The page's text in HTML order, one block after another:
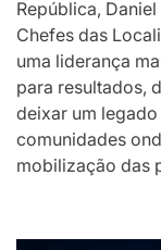
República,
Chefes das
uma liderança
para resultados,
deixar um
comunidades
mobilização das